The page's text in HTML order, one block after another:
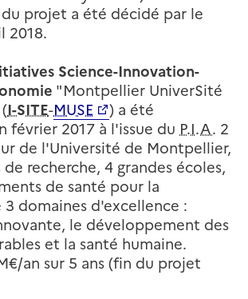
projet a été décidé par le
2018.
Science-Innovation-
"Montpellier UniverSité
I-SITE-MUSE
) a été
février 2017 à l'issue du P.I.A. 2
de l'Université de Montpellier,
de recherche, 4 grandes écoles,
de santé pour la
domaines d'excellence :
le développement des
et la santé humaine.
an sur 5 ans (fin du projet